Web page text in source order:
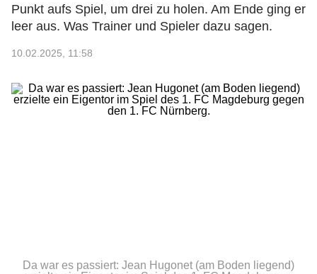
Punkt aufs Spiel, um drei zu holen. Am Ende ging er
leer aus. Was Trainer und Spieler dazu sagen.
10.02.2025, 11:58
Da war es passiert: Jean Hugonet (am Boden liegend)